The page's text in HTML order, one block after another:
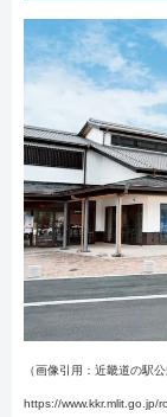
（画像引用：近畿道の駅
https://www.kkr.mlit.go.jp/